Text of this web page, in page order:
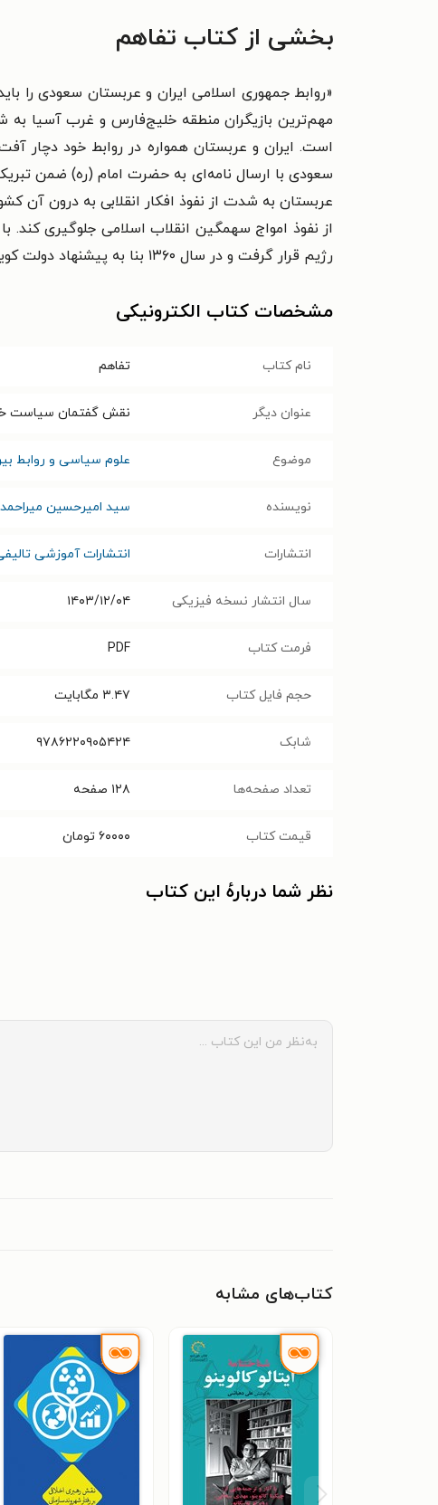
بخشی از کتاب تفاهم
«روابط جمهوری اسلامی ایران و عربستان سعودی را
مهم‌ترین بازیگران منطقه خلیج‌فارس و غرب آسیا به
است. ایران و عربستان همواره در روابط خود دچار
سعودی با ارسال نامه‌ای به حضرت امام (ره) ضمن
عربستان به شدت از نفوذ افکار انقلابی به درون آن
از نفوذ امواج سهمگین انقلاب اسلامی جلوگیری
رژیم قرار گرفت و در سال ۱۳۶۰ بنا به پیشنهاد دولت کویت اقدام به تشکیل شورای همکاری خلیج‌فارس نمود.»
مشخصات کتاب الکترونیکی
نام کتاب تفاهم
عنوان دیگر نقش گفتمان سیاست
موضوع علوم سیاسی و روابط
نویسنده سید امیرحسین
انتشارات انتشارات آموزشی
سال انتشار نسخه فیزیکی ۱۴۰۳/۱۲/۰۴
فرمت کتاب PDF
حجم فایل کتاب ۳.۴۷ مگابایت
شابک ۹۷۸۶۲۲۰۹۰۵۴۲۴
تعداد صفحه‌ها ۱۲۸ صفحه
قیمت کتاب ۶۰۰۰۰ تومان
نظر شما دربارهٔ این کتاب
کتاب‌های مشابه